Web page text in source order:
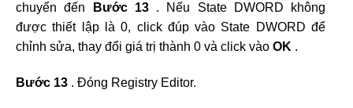
chuyển đến
Bước 13 . Nếu State DWORD không
được thiết lập là 0, click đúp vào State DWORD để
chỉnh sửa, thay đổi giá trị thành 0 và click vào OK .
Bước 13 . Đóng Registry Editor.